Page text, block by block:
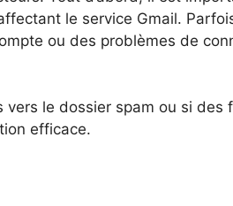
le service Gmail.
ou des problèmes de
le dossier spam ou si des
efficace.